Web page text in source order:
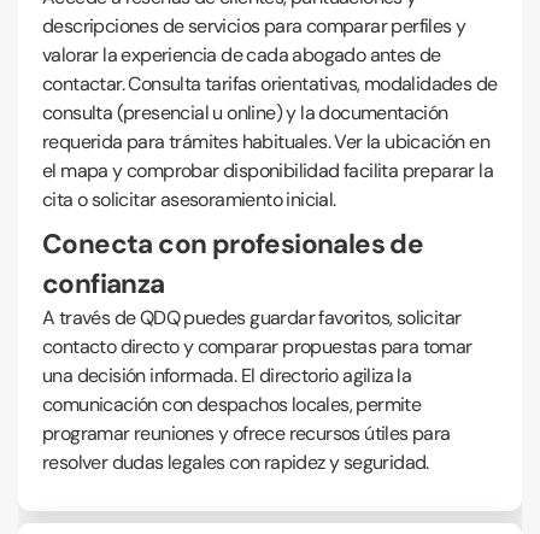
descripciones de servicios para comparar perfiles y
valorar la experiencia de cada abogado antes de
contactar. Consulta tarifas orientativas, modalidades de
consulta (presencial u online) y la documentación
requerida para trámites habituales. Ver la ubicación en
el mapa y comprobar disponibilidad facilita preparar la
cita o solicitar asesoramiento inicial.
Conecta con profesionales de
confianza
A través de QDQ puedes guardar favoritos, solicitar
contacto directo y comparar propuestas para tomar
una decisión informada. El directorio agiliza la
comunicación con despachos locales, permite
programar reuniones y ofrece recursos útiles para
resolver dudas legales con rapidez y seguridad.